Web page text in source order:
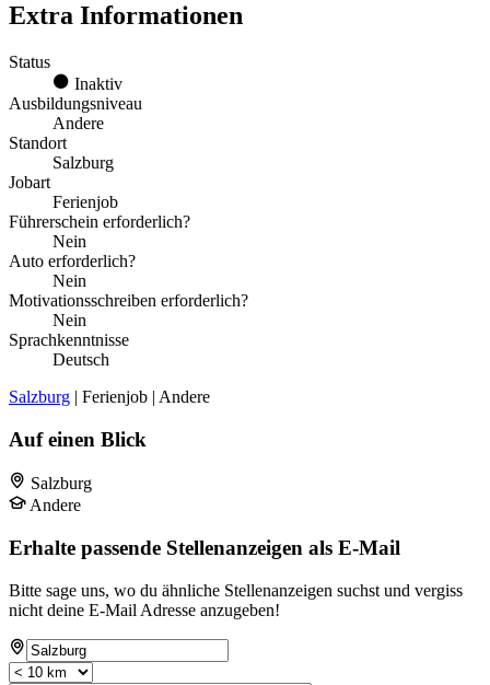
Extra Informationen
Status
Inaktiv
Ausbildungsniveau
Andere
Standort
Salzburg
Jobart
Ferienjob
Führerschein erforderlich?
Nein
Auto erforderlich?
Nein
Motivationsschreiben erforderlich?
Nein
Sprachkenntnisse
Deutsch
Salzburg | Ferienjob | Andere
Auf einen Blick
Salzburg
Andere
Erhalte passende Stellenanzeigen als E-Mail
Bitte sage uns, wo du ähnliche Stellenanzeigen suchst und vergiss
nicht deine E-Mail Adresse anzugeben!